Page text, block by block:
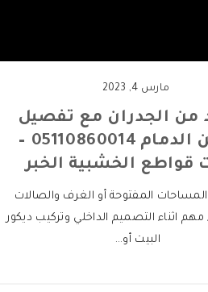
مارس 4, 2023
من الجدران مع تفصيل
بارتشن الدمام 05110860014 –
قواطع الخشبية الخبر
المساحات المفتوحة أو الغرف والصالات
اثناء التصميم الداخلي وتركيب ديكور
البيت أو…